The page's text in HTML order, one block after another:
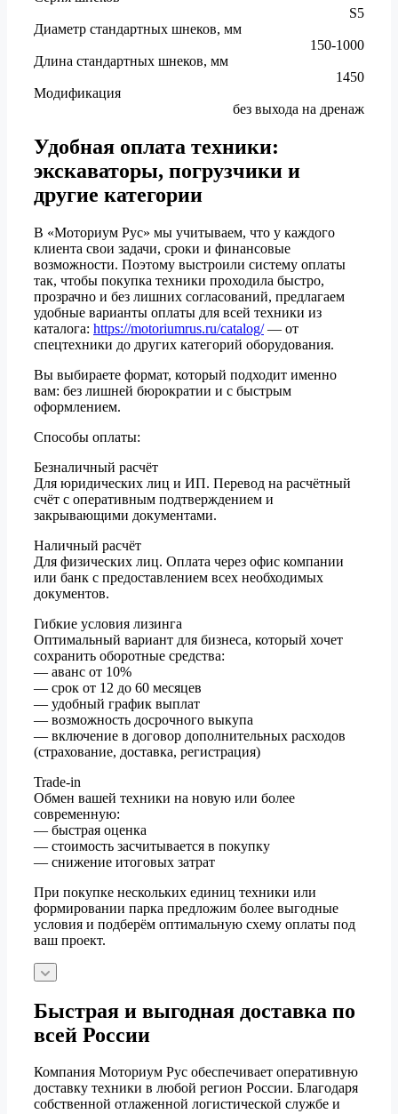
S5
Диаметр стандартных шнеков, мм
150-1000
Длина стандартных шнеков, мм
1450
Модификация
без выхода на дренаж
Удобная оплата техники:
экскаваторы, погрузчики и
другие категории
В «Моториум Рус» мы учитываем, что у каждого
клиента свои задачи, сроки и финансовые
возможности. Поэтому выстроили систему оплаты
так, чтобы покупка техники проходила быстро,
прозрачно и без лишних согласований, предлагаем
удобные варианты оплаты для всей техники из
каталога: https://motoriumrus.ru/catalog/— от
спецтехники до других категорий оборудования.
Вы выбираете формат, который подходит именно
вам: без лишней бюрократии и с быстрым
оформлением.
Способы оплаты:
Безналичный расчёт
Для юридических лиц и ИП. Перевод на расчётный
счёт с оперативным подтверждением и
закрывающими документами.
Наличный расчёт
Для физических лиц. Оплата через офис компании
или банк с предоставлением всех необходимых
документов.
Гибкие условия лизинга
Оптимальный вариант для бизнеса, который хочет
сохранить оборотные средства:
— аванс от 10%
— срок от 12 до 60 месяцев
— удобный график выплат
— возможность досрочного выкупа
— включение в договор дополнительных расходов
(страхование, доставка, регистрация)
Trade-in
Обмен вашей техники на новую или более
современную:
— быстрая оценка
— стоимость засчитывается в покупку
— снижение итоговых затрат
При покупке нескольких единиц техники или
формировании парка предложим более выгодные
условия и подберём оптимальную схему оплаты под
ваш проект.
Быстрая и выгодная доставка по
всей России
Компания Моториум Рус обеспечивает оперативную
доставку техники в любой регион России. Благодаря
собственной отлаженной логистической службе и